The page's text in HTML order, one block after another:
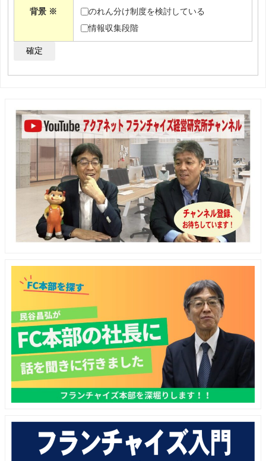
背景 ※
のれん分け制度を検討している
情報収集段階